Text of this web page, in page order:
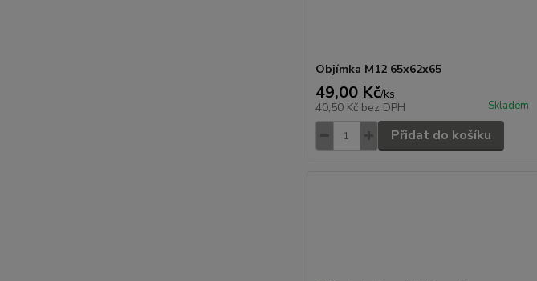
Objímka M12 65x62x65
49,00 Kč/ks
40,50 Kč bez DPH Skladem
Přidat do košíku